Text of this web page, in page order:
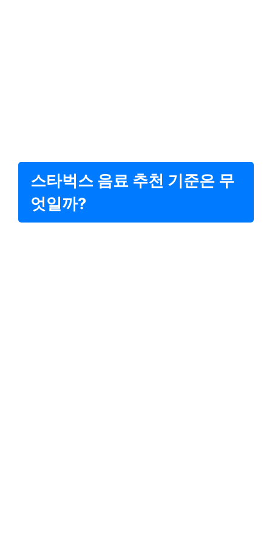
스타벅스 음료 추천 기준은 무
엇일까?